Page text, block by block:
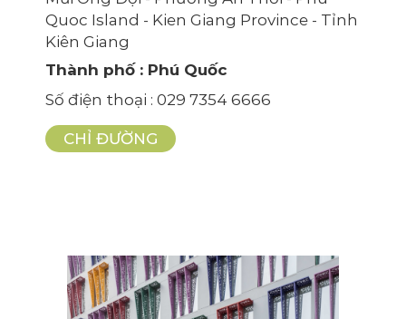
Quoc Island - Kien Giang Province - Tỉnh
Kiên Giang
Thành phố: Phú Quốc
Số điện thoại : 029 7354 6666
CHỈ ĐƯỜNG